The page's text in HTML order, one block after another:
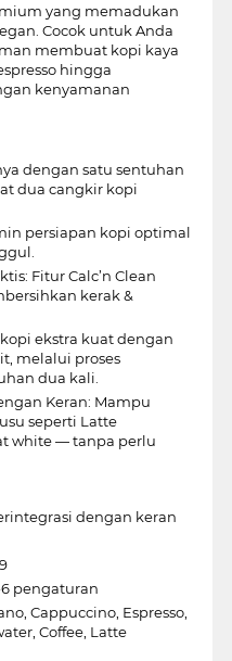
yang memadukan
Cocok untuk Anda
membuat kopi kaya
hingga
kenyamanan
dengan satu sentuhan
dua cangkir kopi
persiapan kopi optimal
Fitur Calc’n Clean
kerak &
ekstra kuat dengan
melalui proses
dua kali.
Keran: Mampu
seperti Latte
white — tanpa perlu
dengan keran
pengaturan
Cappuccino, Espresso,
Coffee, Latte